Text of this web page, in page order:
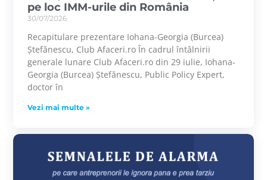
pe loc IMM-urile din România
30/07/2026
Recapitulare prezentare Iohana-Georgia (Burcea)
Ștefănescu, Club Afaceri.ro În cadrul întâlnirii
generale lunare Club Afaceri.ro din 29 iulie, Iohana-
Georgia (Burcea) Ștefănescu, Public Policy Expert,
doctor în
Vezi mai multe »